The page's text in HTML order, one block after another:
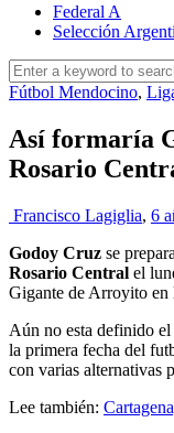
Federal A
Selección
Fútbol Mendocino,
Así formaría
Rosario
Francisco Lagiglia, 6
Godoy Cruz se
Rosario Central el
Gigante de Arroyito en
Aún no esta definido
la primera fecha del
con varias alternativas
Lee también: